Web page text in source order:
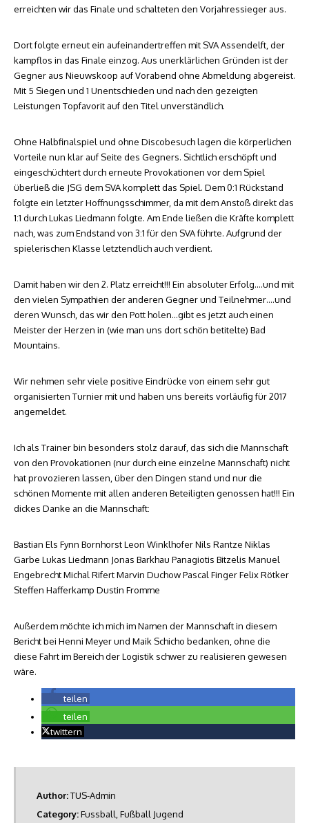
erreichten wir das Finale und schalteten den Vorjahressieger aus.
Dort folgte erneut ein aufeinandertreffen mit SVA Assendelft, der
kampflos in das Finale einzog. Aus unerklärlichen Gründen ist der
Gegner aus Nieuwskoop auf Vorabend ohne Abmeldung abgereist.
Mit 5 Siegen und 1 Unentschieden und nach den gezeigten
Leistungen Topfavorit auf den Titel unverständlich.
Ohne Halbfinalspiel und ohne Discobesuch lagen die körperlichen
Vorteile nun klar auf Seite des Gegners. Sichtlich erschöpft und
eingeschüchtert durch erneute Provokationen vor dem Spiel
überließ die JSG dem SVA komplett das Spiel. Dem 0:1 Rückstand
folgte ein letzter Hoffnungsschimmer, da mit dem Anstoß direkt das
1:1 durch Lukas Liedmann folgte. Am Ende ließen die Kräfte komplett
nach, was zum Endstand von 3:1 für den SVA führte. Aufgrund der
spielerischen Klasse letztendlich auch verdient.
Damit haben wir den 2. Platz erreicht!!! Ein absoluter Erfolg….und mit
den vielen Sympathien der anderen Gegner und Teilnehmer….und
deren Wunsch, das wir den Pott holen…gibt es jetzt auch einen
Meister der Herzen in (wie man uns dort schön betitelte) Bad
Mountains.
Wir nehmen sehr viele positive Eindrücke von einem sehr gut
organisierten Turnier mit und haben uns bereits vorläufig für 2017
angemeldet.
Ich als Trainer bin besonders stolz darauf, das sich die Mannschaft
von den Provokationen (nur durch eine einzelne Mannschaft) nicht
hat provozieren lassen, über den Dingen stand und nur die
schönen Momente mit allen anderen Beteiligten genossen hat!!! Ein
dickes Danke an die Mannschaft:
Bastian Els Fynn Bornhorst Leon Winklhofer Nils Rantze Niklas
Garbe Lukas Liedmann Jonas Barkhau Panagiotis Bitzelis Manuel
Engebrecht Michal Rifert Marvin Duchow Pascal Finger Felix Rötker
Steffen Hafferkamp Dustin Fromme
Außerdem möchte ich mich im Namen der Mannschaft in diesem
Bericht bei Henni Meyer und Maik Schicho bedanken, ohne die
diese Fahrt im Bereich der Logistik schwer zu realisieren gewesen
wäre.
teilen
teilen
twittern
Author:TUS-Admin
Category:Fussball Fußball Jugend